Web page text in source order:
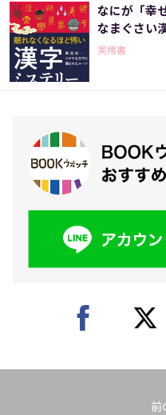
なにが「幸
なまぐさい
実用書
前